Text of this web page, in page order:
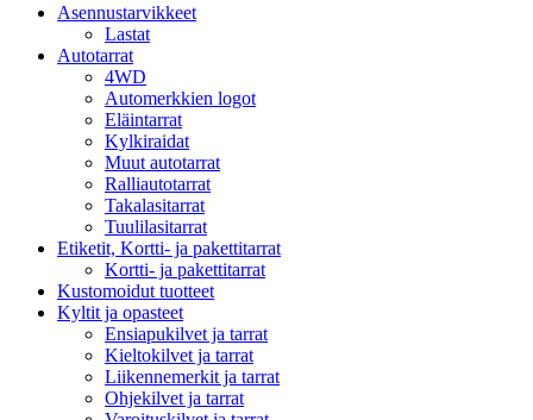
Asennustarvikkeet
Lastat
Autotarrat
4WD
Automerkkien logot
Eläintarrat
Kylkiraidat
Muut autotarrat
Ralliautotarrat
Takalasitarrat
Tuulilasitarrat
Etiketit, Kortti- ja pakettitarrat
Kortti- ja pakettitarrat
Kustomoidut tuotteet
Kyltit ja opasteet
Ensiapukilvet ja tarrat
Kieltokilvet ja tarrat
Liikennemerkit ja tarrat
Ohjekilvet ja tarrat